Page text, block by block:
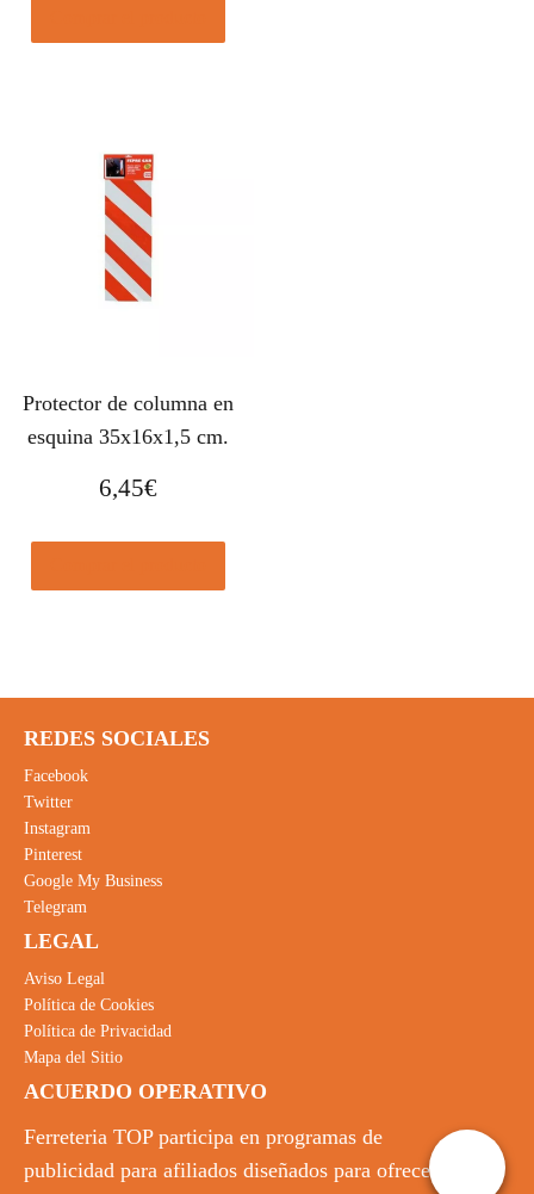
Protector de columna en
esquina 35x16x1,5 cm.
6,45€
REDES SOCIALES
Facebook
Twitter
Instagram
Pinterest
Google My Business
Telegram
LEGAL
Aviso Legal
Política de Cookies
Política de Privacidad
Mapa del Sitio
ACUERDO OPERATIVO
Ferreteria TOP participa en programas de
publicidad para afiliados diseñados para ofrecer a